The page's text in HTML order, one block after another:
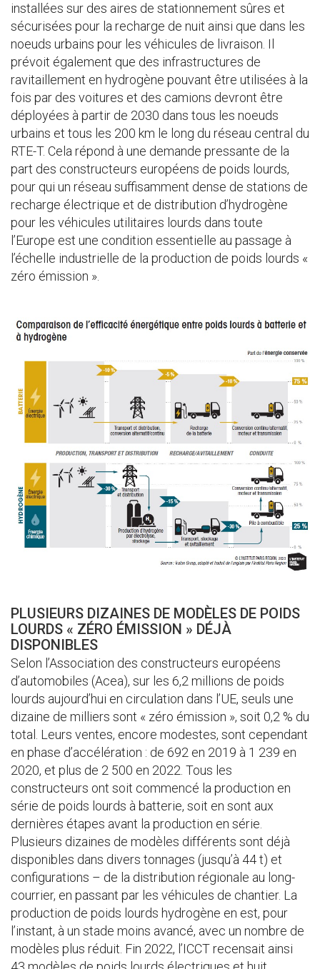
installées sur des aires de stationnement sûres et
sécurisées pour la recharge de nuit ainsi que dans les
noeuds urbains pour les véhicules de livraison. Il
prévoit également que des infrastructures de
ravitaillement en hydrogène pouvant être utilisées à la
fois par des voitures et des camions devront être
déployées à partir de 2030 dans tous les noeuds
urbains et tous les 200 km le long du réseau central du
RTE-T. Cela répond à une demande pressante de la
part des constructeurs européens de poids lourds,
pour qui un réseau suffisamment dense de stations de
recharge électrique et de distribution d’hydrogène
pour les véhicules utilitaires lourds dans toute
l’Europe est une condition essentielle au passage à
l’échelle industrielle de la production de poids lourds «
zéro émission ».
PLUSIEURS DIZAINES DE MODÈLES DE POIDS
LOURDS « ZÉRO ÉMISSION » DÉJÀ
DISPONIBLES
Selon l’Association des constructeurs européens
d’automobiles (Acea), sur les 6,2 millions de poids
lourds aujourd’hui en circulation dans l’UE, seuls une
dizaine de milliers sont « zéro émission », soit 0,2 % du
total. Leurs ventes, encore modestes, sont cependant
en phase d’accélération : de 692 en 2019 à 1 239 en
2020, et plus de 2 500 en 2022. Tous les
constructeurs ont soit commencé la production en
série de poids lourds à batterie, soit en sont aux
dernières étapes avant la production en série.
Plusieurs dizaines de modèles différents sont déjà
disponibles dans divers tonnages (jusqu’à 44 t) et
configurations – de la distribution régionale au long-
courrier, en passant par les véhicules de chantier. La
production de poids lourds hydrogène en est, pour
l’instant, à un stade moins avancé, avec un nombre de
modèles plus réduit. Fin 2022, l’ICCT recensait ainsi